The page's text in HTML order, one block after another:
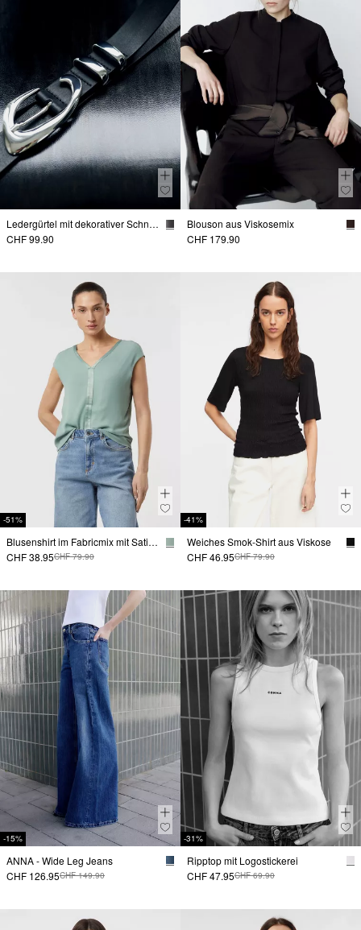
Ledergürtel mit dekorativer Schnalle
CHF 99.90
Blouson aus Viskosemix
CHF 179.90
-51%
Blusenshirt im Fabricmix mit Satinkante
CHF 38.95CHF 79.90
-41%
Weiches Smok-Shirt aus Viskose
CHF 46.95CHF 79.90
-15%
ANNA - Wide Leg Jeans
CHF 126.95CHF 149.90
-31%
Ripptop mit Logostickerei
CHF 47.95CHF 69.90